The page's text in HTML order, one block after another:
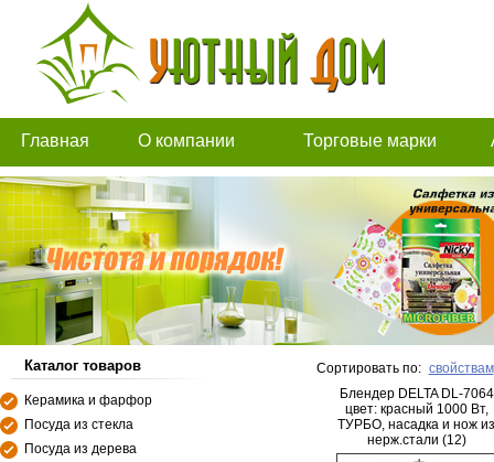
Главная О компании Торговые марки
Каталог товаров
Керамика и фарфор
Посуда из стекла
Посуда из дерева
Сортировать по: свойствам
Блендер DELTA DL-7064
цвет: красный 1000 Вт,
ТУРБО, насадка и нож из
нерж.стали (12)